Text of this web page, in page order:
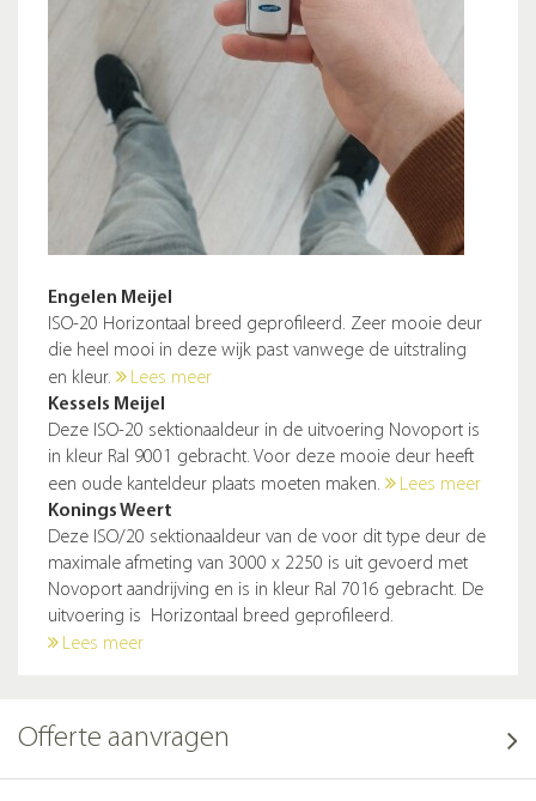
Engelen Meijel
ISO-20 Horizontaal breed geprofileerd. Zeer mooie deur
die heel mooi in deze wijk past vanwege de uitstraling
en kleur.
Lees meer
Kessels Meijel
Deze ISO-20 sektionaaldeur in de uitvoering Novoport is
in kleur Ral 9001 gebracht. Voor deze mooie deur heeft
een oude kanteldeur plaats moeten maken.
Lees meer
Konings Weert
Deze ISO/20 sektionaaldeur van de voor dit type deur de
maximale afmeting van 3000 x 2250 is uit gevoerd met
Novoport aandrijving en is in kleur Ral 7016 gebracht. De
uitvoering is Horizontaal breed geprofileerd.
Lees meer
Offerte aanvragen